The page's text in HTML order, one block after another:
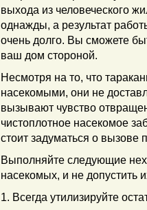
выхода из человеческого
однажды, а результат
очень долго. Вы сможете
ваш дом стороной.
Несмотря на то, что
насекомыми, они не
вызывают чувство
чистоплотное насекомое
стоит задуматься о вызове
Выполняйте следующие
насекомых, и не допустить
1. Всегда утилизируйте